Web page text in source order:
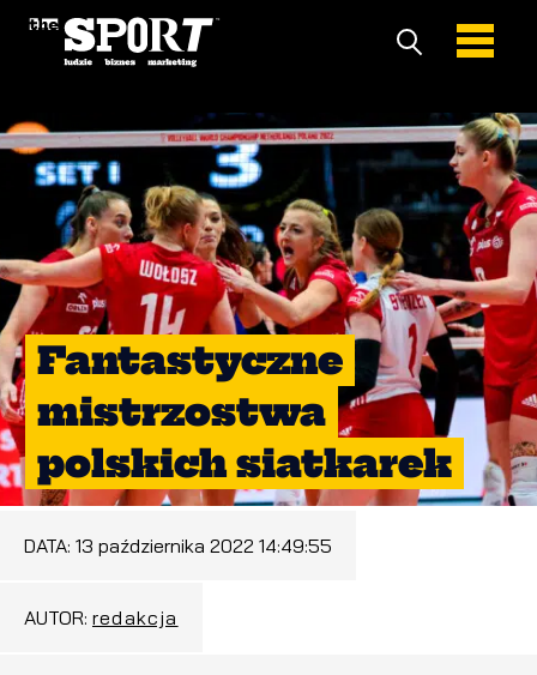
Fantastyczne
mistrzostwa
polskich siatkarek
DATA: 13 października 2022 14:49:55
AUTOR: redakcja